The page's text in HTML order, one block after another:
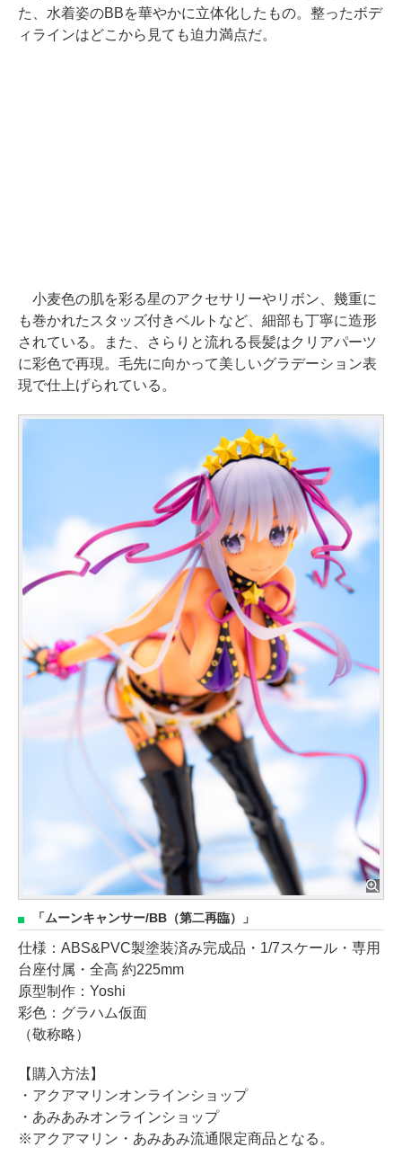
た、水着姿のBBを華やかに立体化したもの。整ったボデ
ィラインはどこから見ても迫力満点だ。
小麦色の肌を彩る星のアクセサリーやリボン、幾重に
も巻かれたスタッズ付きベルトなど、細部も丁寧に造形
されている。また、さらりと流れる長髪はクリアパーツ
に彩色で再現。毛先に向かって美しいグラデーション表
現で仕上げられている。
「ムーンキャンサー/BB（第二再臨）」
仕様：ABS&PVC製塗装済み完成品・1/7スケール・専用
台座付属・全高 約225mm
原型制作：Yoshi
彩色：グラハム仮面
（敬称略）
【購入方法】
・アクアマリンオンラインショップ
・あみあみオンラインショップ
※アクアマリン・あみあみ流通限定商品となる。